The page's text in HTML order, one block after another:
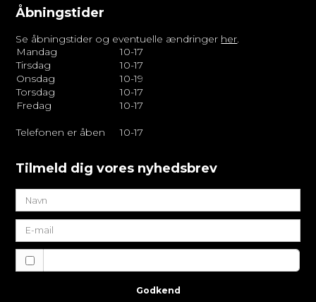
Åbningstider
Se åbningstider og eventuelle ændringer her.
Mandag
10-17
Tirsdag
10-17
Onsdag
10-19
Torsdag
10-17
Fredag
10-17
Telefonen er åben 10-17
Tilmeld dig vores nyhedsbrev
Godkend